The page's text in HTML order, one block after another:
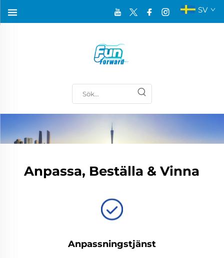
SV
Anpassa, Beställa & Vinna
Anpassningstjänst